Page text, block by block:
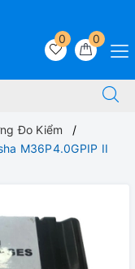
0
0
Đo Kiểm
M36P4.0GPIP II